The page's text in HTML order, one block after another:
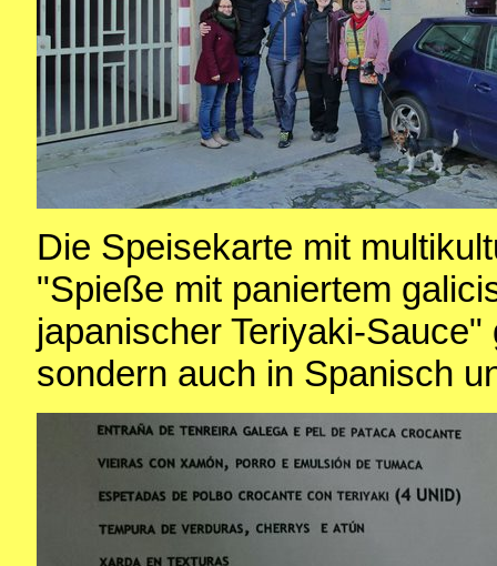
Die Speisekarte mit
"Spieße mit paniertem
japanischer Teriyaki-
sondern auch in Spanisch